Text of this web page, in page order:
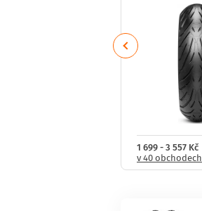
1 699 - 3 557 Kč
v 40 obchodech
Previous